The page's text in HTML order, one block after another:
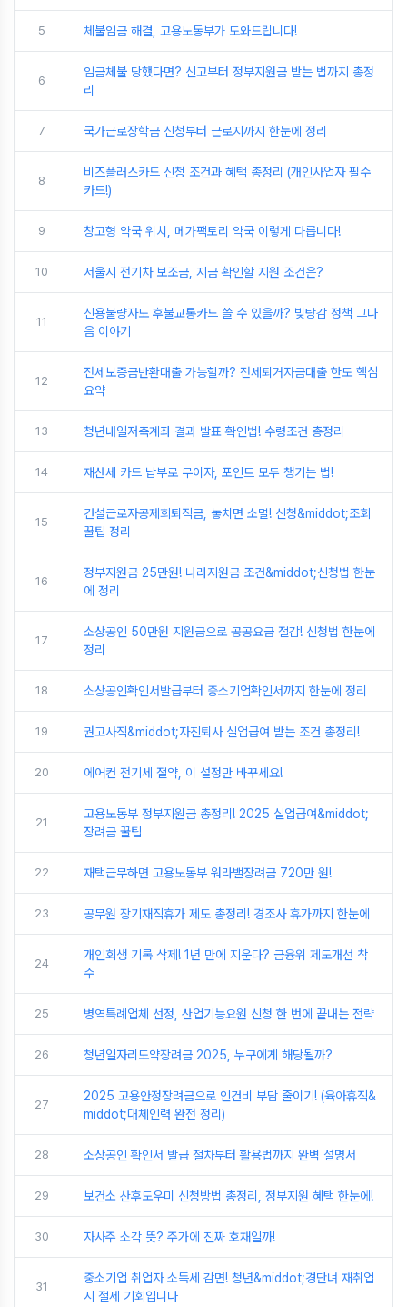
5 체불임금 해결, 고용노동부가 도와드립니다!
6
임금체불 당했다면? 신고부터 정부지원금 받는 법까지 총정
리
7 국가근로장학금 신청부터 근로지까지 한눈에 정리
8
비즈플러스카드 신청 조건과 혜택 총정리 (개인사업자 필수
카드!)
9 창고형 약국 위치, 메가팩토리 약국 이렇게 다릅니다!
10 서울시 전기차 보조금, 지금 확인할 지원 조건은?
11
신용불량자도 후불교통카드 쓸 수 있을까? 빚탕감 정책 그다
음 이야기
12
전세보증금반환대출 가능할까? 전세퇴거자금대출 한도 핵심
요약
13 청년내일저축계좌 결과 발표 확인법! 수령조건 총정리
14 재산세 카드 납부로 무이자, 포인트 모두 챙기는 법!
15
건설근로자공제회퇴직금, 놓치면 소멸! 신청&middot;조회
꿀팁 정리
16
정부지원금 25만원! 나라지원금 조건&middot;신청법 한눈
에 정리
17
소상공인 50만원 지원금으로 공공요금 절감! 신청법 한눈에
정리
18 소상공인확인서발급부터 중소기업확인서까지 한눈에 정리
19 권고사직&middot;자진퇴사 실업급여 받는 조건 총정리!
20 에어컨 전기세 절약, 이 설정만 바꾸세요!
21
고용노동부 정부지원금 총정리! 2025 실업급여&middot;
장려금 꿀팁
22 재택근무하면 고용노동부 워라밸장려금 720만 원!
23 공무원 장기재직휴가 제도 총정리! 경조사 휴가까지 한눈에
24
개인회생 기록 삭제! 1년 만에 지운다? 금융위 제도개선 착
수
25 병역특례업체 선정, 산업기능요원 신청 한 번에 끝내는 전략
26 청년일자리도약장려금 2025, 누구에게 해당될까?
27
2025 고용안정장려금으로 인건비 부담 줄이기! (육아휴직&
middot;대체인력 완전 정리)
28 소상공인 확인서 발급 절차부터 활용법까지 완벽 설명서
29 보건소 산후도우미 신청방법 총정리, 정부지원 혜택 한눈에!
30 자사주 소각 뜻? 주가에 진짜 호재일까!
31
중소기업 취업자 소득세 감면! 청년&middot;경단녀 재취업
시 절세 기회입니다